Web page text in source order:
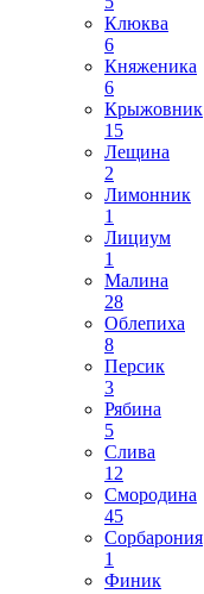
Клюква
6
Княженика
6
Крыжовник
15
Лещина
2
Лимонник
1
Лициум
1
Малина
28
Облепиха
8
Персик
3
Рябина
5
Слива
12
Смородина
45
Сорбарония
1
Финик